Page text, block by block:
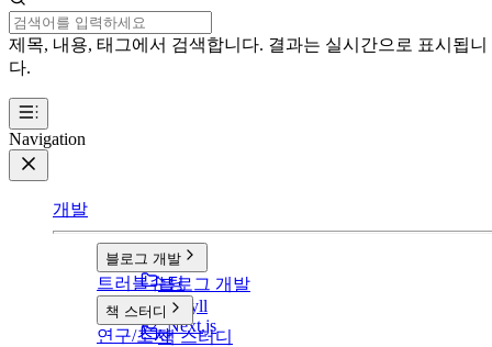
제목, 내용, 태그에서 검색합니다. 결과는 실시간으로 표시됩니
다.
Navigation
개발
블로그 개발
블로그 개발
v1: Jekyll
v2: Next.js
트러블슈팅
책 스터디
책 스터디
연구/조사